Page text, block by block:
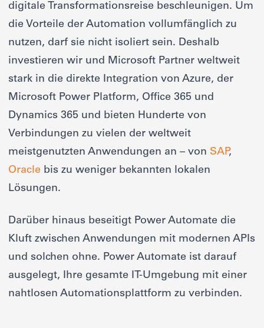
digitale Transformationsreise beschleunigen. Um
die Vorteile der Automation vollumfänglich zu
nutzen, darf sie nicht isoliert sein. Deshalb
investieren wir und Microsoft Partner weltweit
stark in die direkte Integration von Azure, der
Microsoft Power Platform, Office 365 und
Dynamics 365 und bieten Hunderte von
Verbindungen zu vielen der weltweit
meistgenutzten Anwendungen an – von SAP,
Oracle bis zu weniger bekannten lokalen
Lösungen.
Darüber hinaus beseitigt Power Automate die
Kluft zwischen Anwendungen mit modernen APIs
und solchen ohne. Power Automate ist darauf
ausgelegt, Ihre gesamte IT-Umgebung mit einer
nahtlosen Automationsplattform zu verbinden.